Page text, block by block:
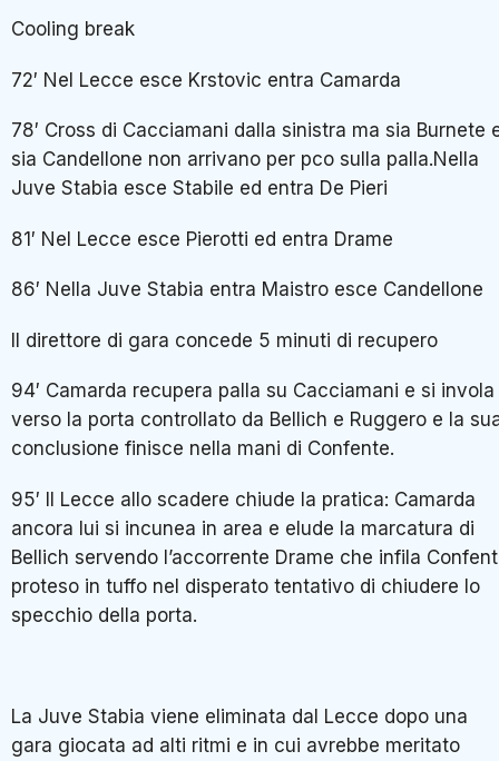
Cooling break
72′ Nel Lecce esce Krstovic entra Camarda
78′ Cross di Cacciamani dalla sinistra ma sia Burnete
sia Candellone non arrivano per pco sulla palla.Nella
Juve Stabia esce Stabile ed entra De Pieri
81′ Nel Lecce esce Pierotti ed entra Drame
86′ Nella Juve Stabia entra Maistro esce Candellone
Il direttore di gara concede 5 minuti di recupero
94′ Camarda recupera palla su Cacciamani e si invola
verso la porta controllato da Bellich e Ruggero e la
conclusione finisce nella mani di Confente.
95′ Il Lecce allo scadere chiude la pratica: Camarda
ancora lui si incunea in area e elude la marcatura di
Bellich servendo l’accorrente Drame che infila
proteso in tuffo nel disperato tentativo di chiudere lo
specchio della porta.
La Juve Stabia viene eliminata dal Lecce dopo una
gara giocata ad alti ritmi e in cui avrebbe meritato